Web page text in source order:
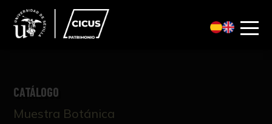
CATÁLOGO
Muestra Botánica